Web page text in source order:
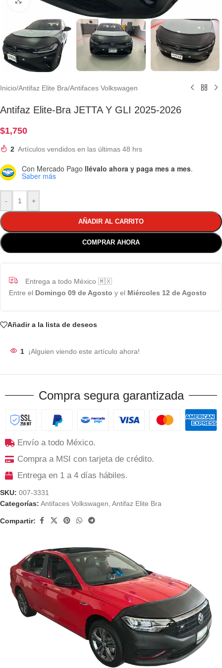
Inicio/Antifaz Elite Bra/Antifaces Volkswagen
Antifaz Elite-Bra JETTA Y GLI 2025-2026
$1,750
2 Artículos vendidos en las últimas 48 hrs
Con Mercado Pago llévalo ahora y paga mes a mes.
Saber más
- +
AÑADIR AL CARRITO
COMPRAR AHORA
Entrega a todo México 🇲🇽
Entre el Domingo 09 de Agosto y el Miércoles 12 de Agosto
Añadir a la lista de deseos
1 ¡Alguien viendo este artículo ahora!
Compra segura garantizada
Envío a todo México.
Compra a MSI con tarjeta de crédito.
Entrega en 1 a 4 días hábiles.
SKU: 007-3331
Categorías: Antifaces Volkswagen, Antifaz Elite Bra
Compartir: